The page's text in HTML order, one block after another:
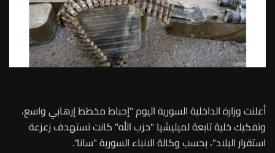
أعلنت وزارة الداخلية السورية اليوم "إحباط مخطط إرهابي واسع،
وتفكيك خلية تابعة لميليشيا "حزب الله" كانت تستهدف زعزعة
استقرار البلاد"، بحسب وكالة الانباء السورية "سانا".